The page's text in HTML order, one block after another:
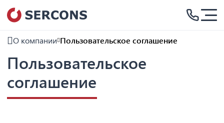
О компании Пользовательское соглашение
Пользовательское
соглашение